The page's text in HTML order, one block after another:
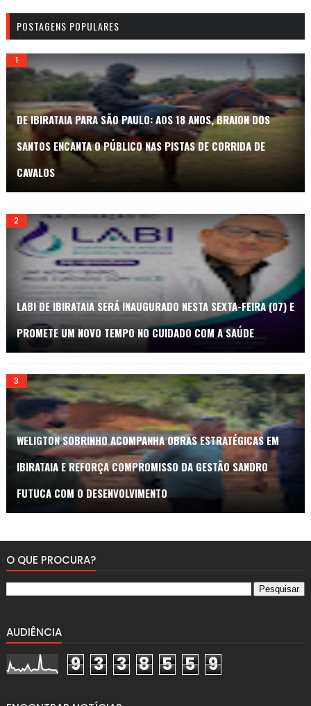
POSTAGENS POPULARES
DE IBIRATAIA PARA SÃO PAULO: AOS 18 ANOS, BRAION DOS
SANTOS ENCANTA O PÚBLICO NAS PISTAS DE CORRIDA DE
CAVALOS
LABI DE IBIRATAIA SERÁ INAUGURADO NESTA SEXTA-FEIRA (07) E
PROMETE UM NOVO TEMPO NO CUIDADO COM A SAÚDE
WELIGTON SOBRINHO ACOMPANHA OBRAS ESTRATÉGICAS EM
IBIRATAIA E REFORÇA COMPROMISSO DA GESTÃO SANDRO
FUTUCA COM O DESENVOLVIMENTO
O QUE PROCURA?
AUDIÊNCIA
9 3 3 8 5 5 9